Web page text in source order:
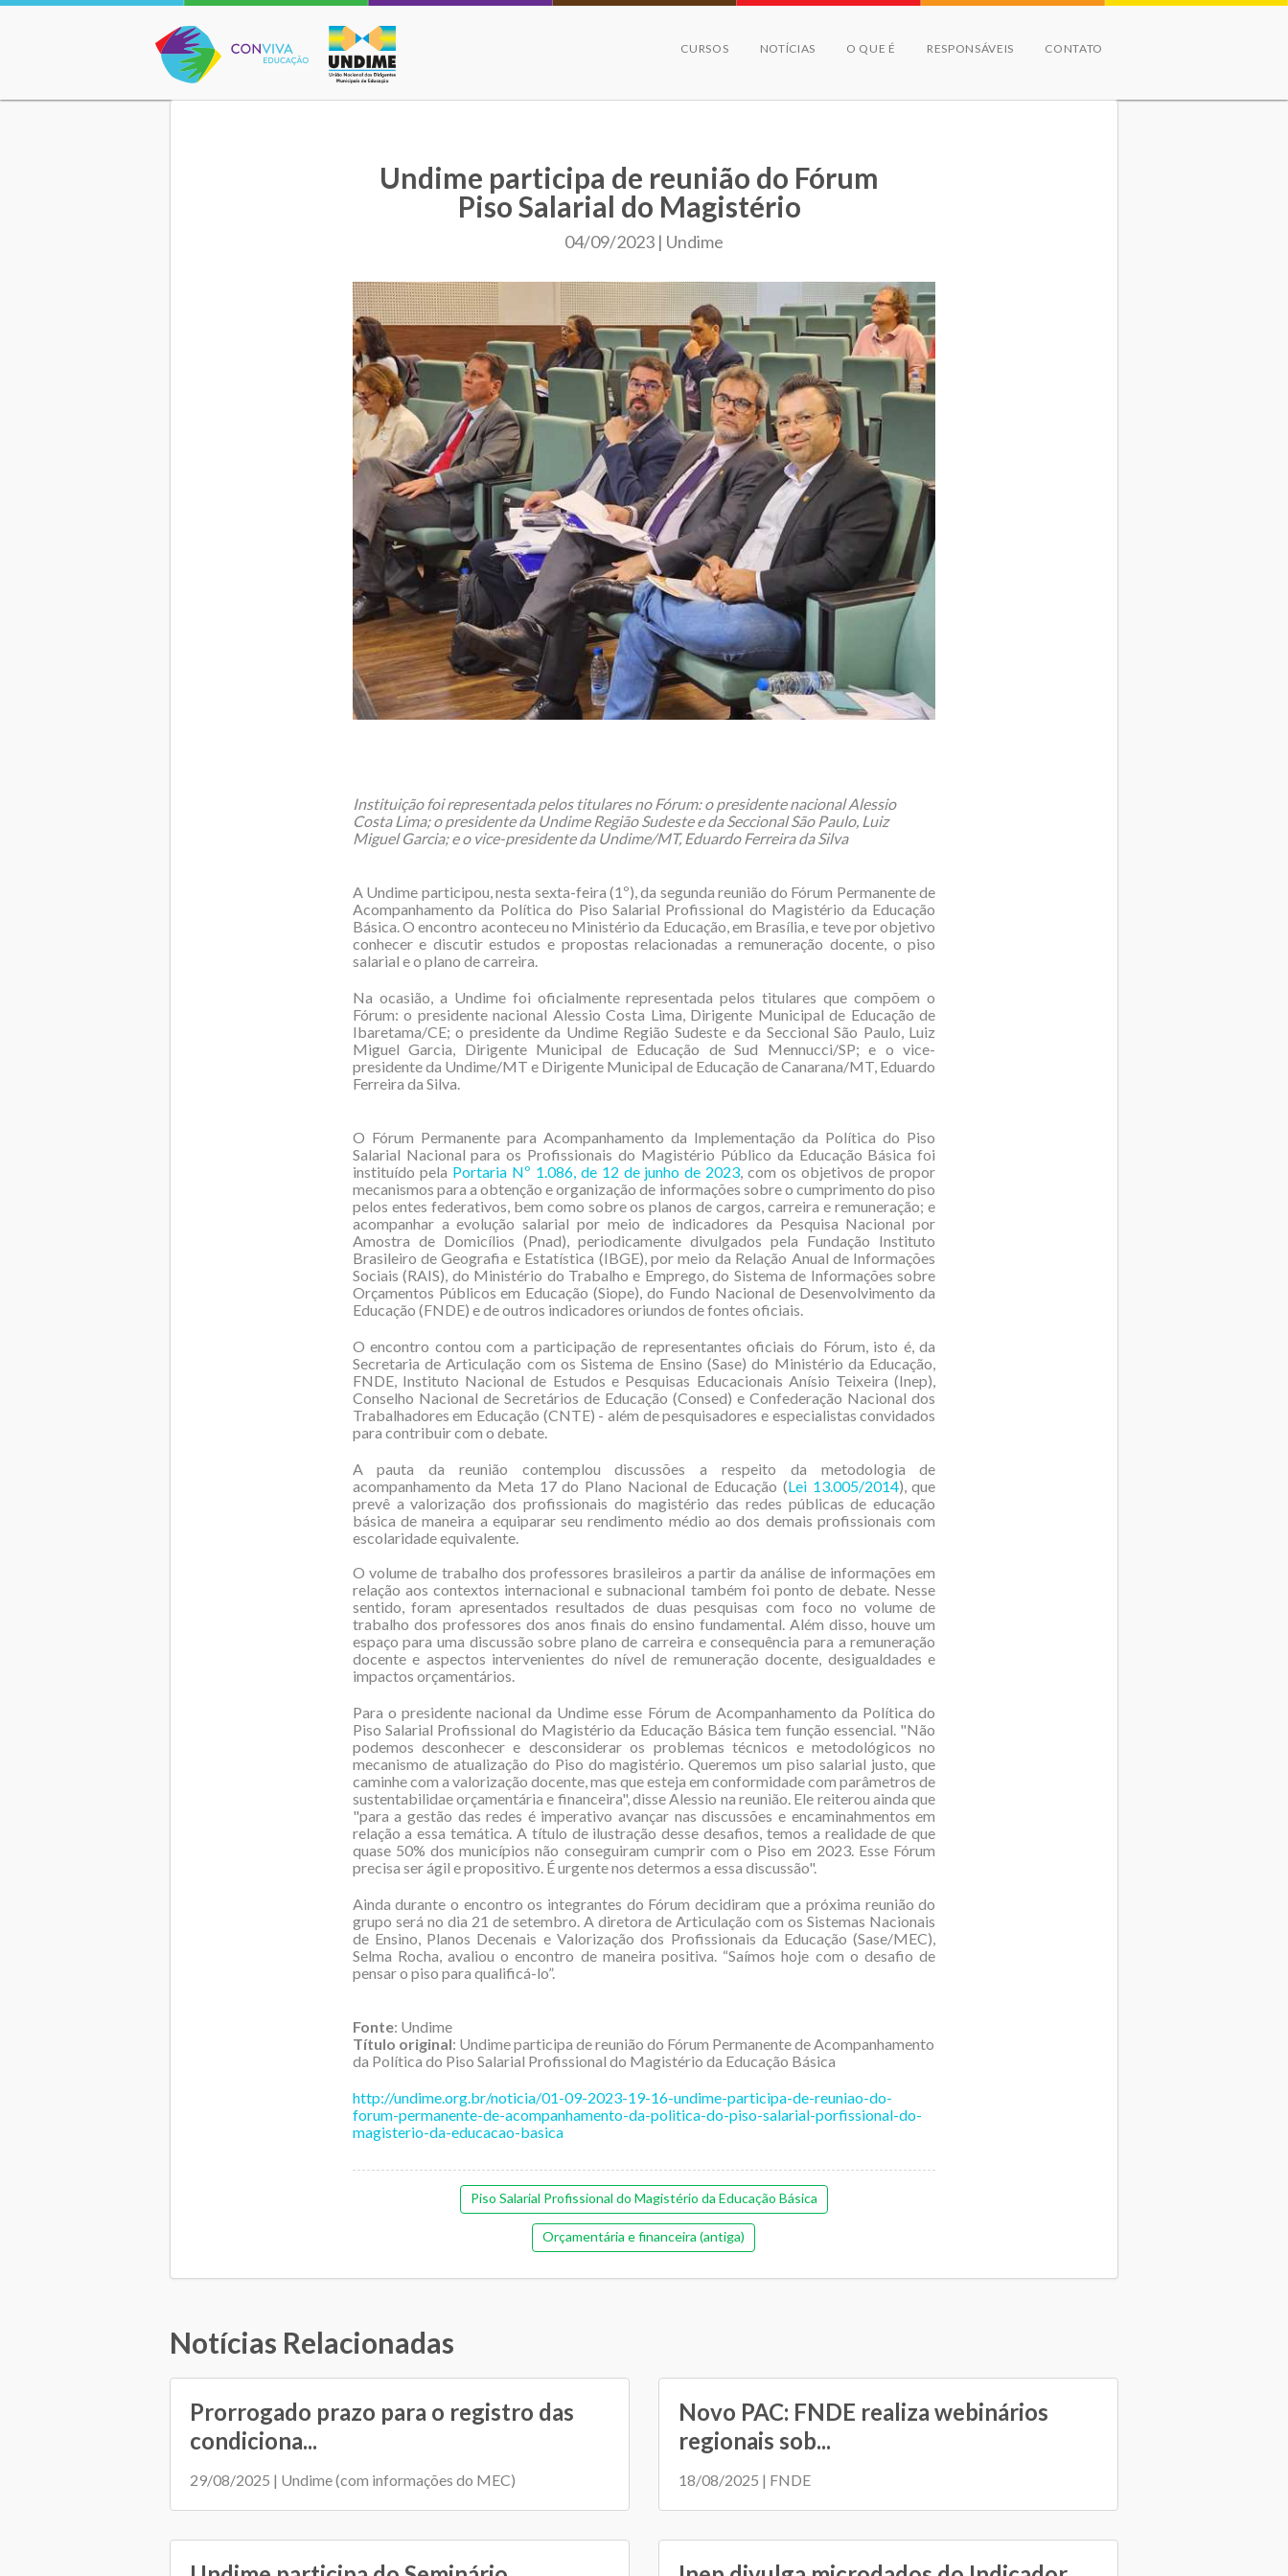
Conviva Educação
CURSOS NOTÍCIAS O QUE É RESPONSÁVEIS CONTATO
Undime participa de reunião do Fórum
Piso Salarial do Magistério
04/09/2023 | Undime
Instituição foi representada pelos titulares no Fórum: o presidente nacional Alessio
Costa Lima; o presidente da Undime Região Sudeste e da Seccional São Paulo, Luiz
Miguel Garcia; e o vice-presidente da Undime/MT, Eduardo Ferreira da Silva
A Undime participou, nesta sexta-feira (1º), da segunda reunião do Fórum Permanente de
Acompanhamento da Política do Piso Salarial Profissional do Magistério da Educação
Básica. O encontro aconteceu no Ministério da Educação, em Brasília, e teve por objetivo
conhecer e discutir estudos e propostas relacionadas a remuneração docente, o piso
salarial e o plano de carreira.
Na ocasião, a Undime foi oficialmente representada pelos titulares que compõem o
Fórum: o presidente nacional Alessio Costa Lima, Dirigente Municipal de Educação de
Ibaretama/CE; o presidente da Undime Região Sudeste e da Seccional São Paulo, Luiz
Miguel Garcia, Dirigente Municipal de Educação de Sud Mennucci/SP; e o vice-
presidente da Undime/MT e Dirigente Municipal de Educação de Canarana/MT, Eduardo
Ferreira da Silva.
O Fórum Permanente para Acompanhamento da Implementação da Política do Piso
Salarial Nacional para os Profissionais do Magistério Público da Educação Básica foi
instituído pela Portaria Nº 1.086, de 12 de junho de 2023, com os objetivos de propor
mecanismos para a obtenção e organização de informações sobre o cumprimento do piso
pelos entes federativos, bem como sobre os planos de cargos, carreira e remuneração; e
acompanhar a evolução salarial por meio de indicadores da Pesquisa Nacional por
Amostra de Domicílios (Pnad), periodicamente divulgados pela Fundação Instituto
Brasileiro de Geografia e Estatística (IBGE), por meio da Relação Anual de Informações
Sociais (RAIS), do Ministério do Trabalho e Emprego, do Sistema de Informações sobre
Orçamentos Públicos em Educação (Siope), do Fundo Nacional de Desenvolvimento da
Educação (FNDE) e de outros indicadores oriundos de fontes oficiais.
O encontro contou com a participação de representantes oficiais do Fórum, isto é, da
Secretaria de Articulação com os Sistema de Ensino (Sase) do Ministério da Educação,
FNDE, Instituto Nacional de Estudos e Pesquisas Educacionais Anísio Teixeira (Inep),
Conselho Nacional de Secretários de Educação (Consed) e Confederação Nacional dos
Trabalhadores em Educação (CNTE) - além de pesquisadores e especialistas convidados
para contribuir com o debate.
A pauta da reunião contemplou discussões a respeito da metodologia de
acompanhamento da Meta 17 do Plano Nacional de Educação (Lei 13.005/2014), que
prevê a valorização dos profissionais do magistério das redes públicas de educação
básica de maneira a equiparar seu rendimento médio ao dos demais profissionais com
escolaridade equivalente.
O volume de trabalho dos professores brasileiros a partir da análise de informações em
relação aos contextos internacional e subnacional também foi ponto de debate. Nesse
sentido, foram apresentados resultados de duas pesquisas com foco no volume de
trabalho dos professores dos anos finais do ensino fundamental. Além disso, houve um
espaço para uma discussão sobre plano de carreira e consequência para a remuneração
docente e aspectos intervenientes do nível de remuneração docente, desigualdades e
impactos orçamentários.
Para o presidente nacional da Undime esse Fórum de Acompanhamento da Política do
Piso Salarial Profissional do Magistério da Educação Básica tem função essencial. "Não
podemos desconhecer e desconsiderar os problemas técnicos e metodológicos no
mecanismo de atualização do Piso do magistério. Queremos um piso salarial justo, que
caminhe com a valorização docente, mas que esteja em conformidade com parâmetros de
sustentabilidae orçamentária e financeira", disse Alessio na reunião. Ele reiterou ainda que
"para a gestão das redes é imperativo avançar nas discussões e encaminahmentos em
relação a essa temática. A título de ilustração desse desafios, temos a realidade de que
quase 50% dos municípios não conseguiram cumprir com o Piso em 2023. Esse Fórum
precisa ser ágil e propositivo. É urgente nos determos a essa discussão".
Ainda durante o encontro os integrantes do Fórum decidiram que a próxima reunião do
grupo será no dia 21 de setembro. A diretora de Articulação com os Sistemas Nacionais
de Ensino, Planos Decenais e Valorização dos Profissionais da Educação (Sase/MEC),
Selma Rocha, avaliou o encontro de maneira positiva. “Saímos hoje com o desafio de
pensar o piso para qualificá-lo”.
Fonte: Undime
Título original: Undime participa de reunião do Fórum Permanente de Acompanhamento
da Política do Piso Salarial Profissional do Magistério da Educação Básica
http://undime.org.br/noticia/01-09-2023-19-16-undime-participa-de-reuniao-do-
forum-permanente-de-acompanhamento-da-politica-do-piso-salarial-porfissional-do-
magisterio-da-educacao-basica
Piso Salarial Profissional do Magistério da Educação Básica
Orçamentária e financeira (antiga)
Notícias Relacionadas
Prorrogado prazo para o registro das
condiciona...
29/08/2025 | Undime (com informações do MEC)
Novo PAC: FNDE realiza webinários
regionais sob...
18/08/2025 | FNDE